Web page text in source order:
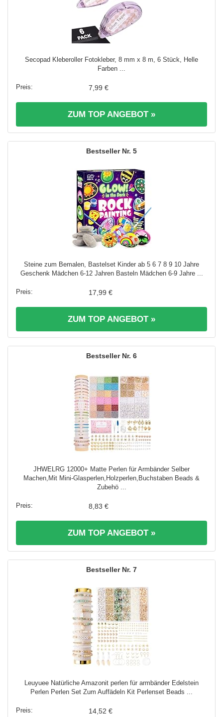
Secopad Kleberoller Fotokleber, 8 mm x 8 m, 6 Stück, Helle
Farben ...
7,99 €
ZUM TOP ANGEBOT »
5
Steine zum Bemalen, Bastelset Kinder ab 5 6 7 8 9 10 Jahre
Geschenk Mädchen 6-12 Jahren Basteln Mädchen 6-9 Jahre ...
17,99 €
ZUM TOP ANGEBOT »
6
JHWELRG 12000+ Matte Perlen für Armbänder Selber
Machen,Mit Mini-Glasperlen,Holzperlen,Buchstaben Beads &
Zubehö ...
8,83 €
ZUM TOP ANGEBOT »
7
Leuyuee Natürliche Amazonit perlen für armbänder Edelstein
Perlen Perlen Set Zum Auffädeln Kit Perlenset Beads ...
14,52 €